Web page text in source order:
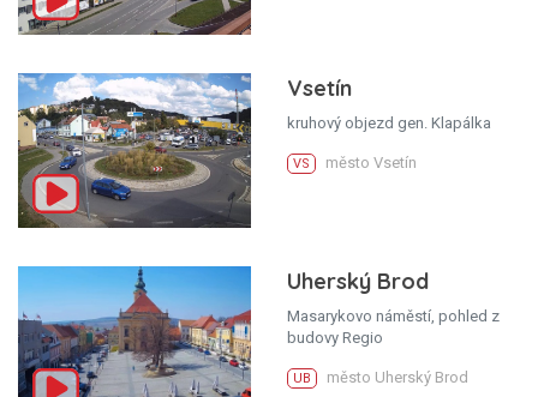
Vsetín
kruhový objezd gen. Klapálka
VS město Vsetín
Uherský Brod
Masarykovo náměstí, pohled z
budovy Regio
UB město Uherský Brod